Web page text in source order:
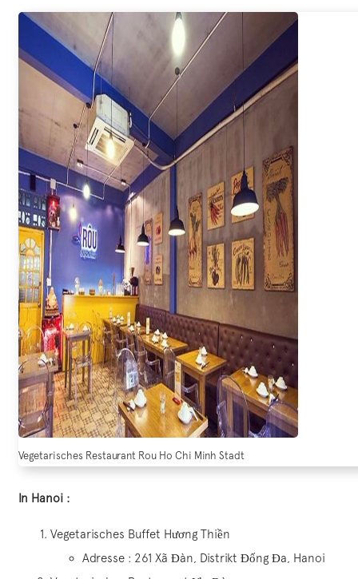
Vegetarisches Restaurant Rou Ho Chi Minh Stadt
In Hanoi :
Vegetarisches Buffet Hương Thiền
Adresse : 261 Xã Đàn, Distrikt Đống Đa, Hanoi